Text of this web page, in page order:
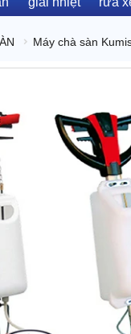
Máy chà sàn